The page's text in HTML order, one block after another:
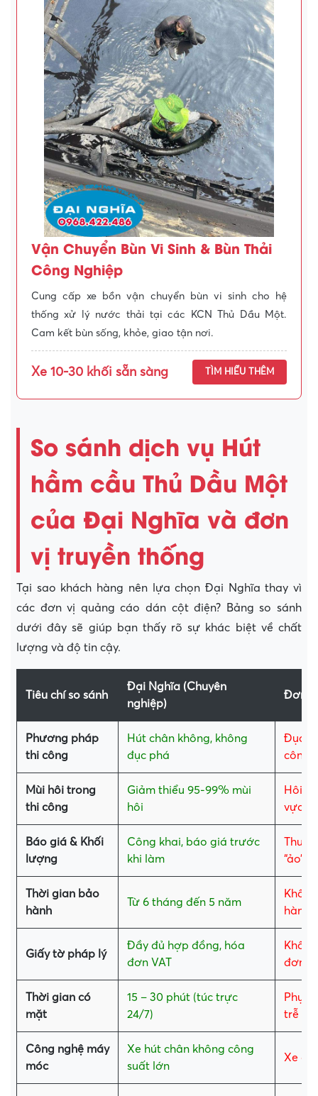
Vận Chuyển Bùn Vi Sinh & Bùn Thải
Công Nghiệp
Cung cấp xe bồn vận chuyển bùn vi sinh cho hệ
thống xử lý nước thải tại các KCN Thủ Dầu Một.
Cam kết bùn sống, khỏe, giao tận nơi.
Xe 10-30 khối sẵn sàng TÌM HIỂU THÊM
So sánh dịch vụ Hút
hầm cầu Thủ Dầu Một
của Đại Nghĩa và đơn
vị truyền thống
Tại sao khách hàng nên lựa chọn Đại Nghĩa thay vì
các đơn vị quảng cáo dán cột điện? Bảng so sánh
dưới đây sẽ giúp bạn thấy rõ sự khác biệt về chất
lượng và độ tin cậy.
Tiêu chí so sánh
Đại Nghĩa (Chuyên
nghiệp)
Đơn
Phương pháp
thi công
Hút chân không, không
đục phá
Đục
công
Mùi hôi trong
thi công
Giảm thiểu 95-99% mùi
hôi
Hôi
vực
Báo giá & Khối
lượng
Công khai, báo giá trước
khi làm
“ảo”
Thời gian bảo
hành
Từ 6 tháng đến 5 năm
hành
Giấy tờ pháp lý
Đầy đủ hợp đồng, hóa
đơn VAT
đơn
Thời gian có
mặt
15 – 30 phút (túc trực
24/7)
Phụ
trễ
Công nghệ máy
móc
Xe hút chân không công
suất lớn
Xe